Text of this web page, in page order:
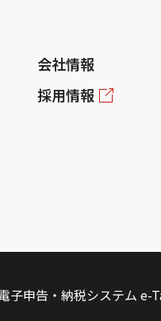
会社情報
採用情報
子申告・納税システム e-